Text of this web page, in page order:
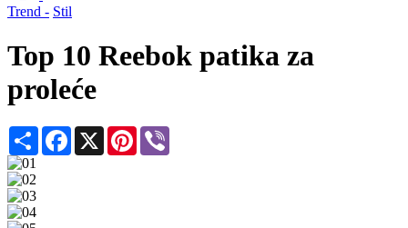
Trend - Stil
Top 10 Reebok patika za
proleće
Share Facebook
X Pinterest